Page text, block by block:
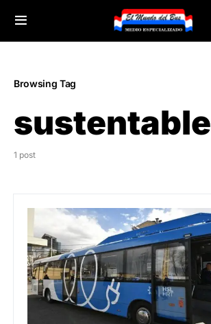
Browsing Tag
sustentable
1 post